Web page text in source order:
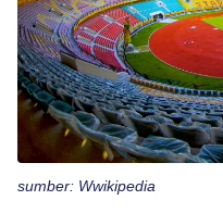
sumber: Wwikipedia